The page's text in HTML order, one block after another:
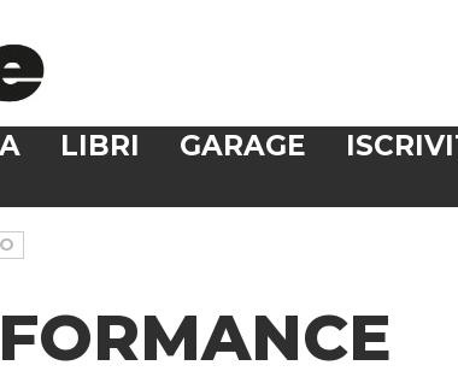
LIBRI GARAGE